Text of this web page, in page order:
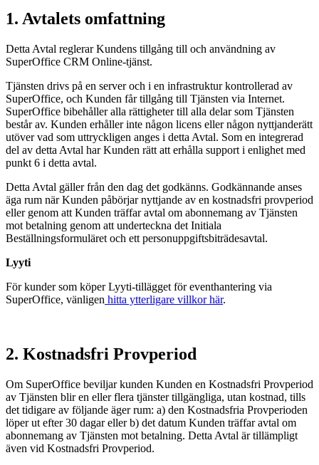
1. Avtalets omfattning
Detta Avtal reglerar Kundens tillgång till och användning av
SuperOffice CRM Online-tjänst.
Tjänsten drivs på en server och i en infrastruktur kontrollerad av
SuperOffice, och Kunden får tillgång till Tjänsten via Internet.
SuperOffice bibehåller alla rättigheter till alla delar som Tjänsten
består av. Kunden erhåller inte någon licens eller någon nyttjanderätt
utöver vad som uttryckligen anges i detta Avtal. Som en integrerad
del av detta Avtal har Kunden rätt att erhålla support i enlighet med
punkt 6 i detta avtal.
Detta Avtal gäller från den dag det godkänns. Godkännande anses
äga rum när Kunden påbörjar nyttjande av en kostnadsfri provperiod
eller genom att Kunden träffar avtal om abonnemang av Tjänsten
mot betalning genom att underteckna det Initiala
Beställningsformuläret och ett personuppgiftsbiträdesavtal.
Lyyti
För kunder som köper Lyyti-tillägget för eventhantering via
SuperOffice, vänligen hitta ytterligare villkor här.
2. Kostnadsfri Provperiod
Om SuperOffice beviljar kunden Kunden en Kostnadsfri Provperiod
av Tjänsten blir en eller flera tjänster tillgängliga, utan kostnad, tills
det tidigare av följande äger rum: a) den Kostnadsfria Provperioden
löper ut efter 30 dagar eller b) det datum Kunden träffar avtal om
abonnemang av Tjänsten mot betalning. Detta Avtal är tillämpligt
även vid Kostnadsfri Provperiod.